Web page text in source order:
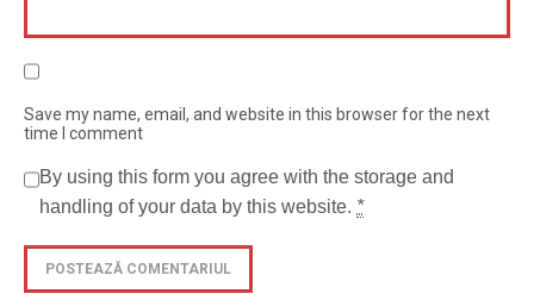
Save my name, email, and website in this browser for the next
time I comment
By using this form you agree with the storage and
handling of your data by this website. *